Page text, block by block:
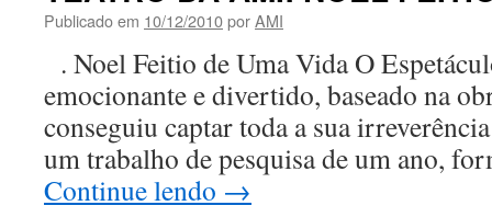
Publicado em 10/12/2010porAMI
. Noel Feitio de Uma Vida O
emocionante e divertido, baseado na
conseguiu captar toda a sua
um trabalho de pesquisa de um ano,
Continue lendo →